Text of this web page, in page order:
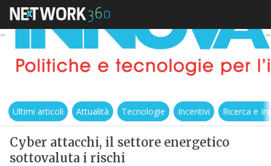
Ultimi articoli Attualità Tecnologie Incentivi Ricerca e
Cyber attacchi, il settore energetico
sottovaluta i rischi